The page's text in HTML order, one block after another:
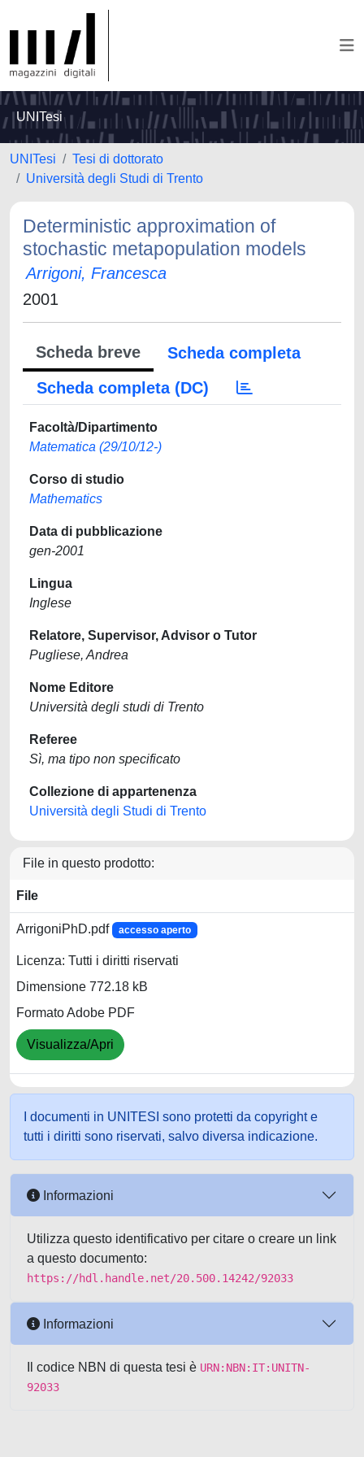
UNITesi
UNITesi
Tesi di dottorato
Università degli Studi di Trento
Deterministic approximation of
stochastic metapopulation models
Arrigoni, Francesca
2001
Scheda breve
Scheda completa
Scheda completa (DC)
Facoltà/Dipartimento
Matematica (29/10/12-)
Corso di studio
Mathematics
Data di pubblicazione
gen-2001
Lingua
Inglese
Relatore, Supervisor, Advisor o Tutor
Pugliese, Andrea
Nome Editore
Università degli studi di Trento
Referee
Sì, ma tipo non specificato
Collezione di appartenenza
Università degli Studi di Trento
File in questo prodotto:
File
ArrigoniPhD.pdf accesso aperto
Licenza: Tutti i diritti riservati
Dimensione 772.18 kB
Formato Adobe PDF
Visualizza/Apri
I documenti in UNITESI sono protetti da copyright e
tutti i diritti sono riservati, salvo diversa indicazione.
Informazioni
Utilizza questo identificativo per citare o creare un link
a questo documento:
https://hdl.handle.net/20.500.14242/92033
Informazioni
Il codice NBN di questa tesi è URN:NBN:IT:UNITN-
92033